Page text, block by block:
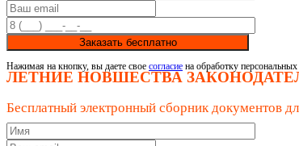
Заказать бесплатно
Нажимая на кнопку, вы даете свое согласие на обработку
ЛЕТНИЕ НОВШЕСТВА
Бесплатный электронный сборник документов